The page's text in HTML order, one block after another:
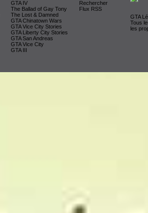
GTA IV
The Ballad of Gay Tony
The Lost & Damned
GTA Chinatown Wars
GTA Vice City Stories
GTA Liberty City Stories
GTA San Andreas
GTA Vice City
GTA III
Rechercher
Flux RSS
GTA
Tous
les